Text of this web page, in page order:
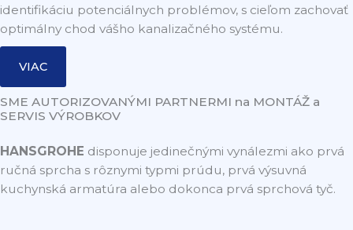
identifikáciu potenciálnych problémov, s cieľom zachovať
optimálny chod vášho kanalizačného systému.
VIAC
SME AUTORIZOVANÝMI PARTNERMI na MONTÁŽ a
SERVIS VÝROBKOV
HANSGROHE disponuje jedinečnými vynálezmi ako prvá
ručná sprcha s rôznymi typmi prúdu, prvá výsuvná
kuchynská armatúra alebo dokonca prvá sprchová tyč.